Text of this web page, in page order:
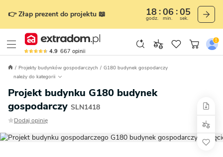
👉 Złap prezent do projektu 📖 18
godz.
06
min.
04
sek.
4.9 667 opinii
Projekty budynków gospodarczych
G180 budynek gospodarczy
należy do kategorii
Projekt budynku G180 budynek
gospodarczy SLN1418
Dodaj opinię